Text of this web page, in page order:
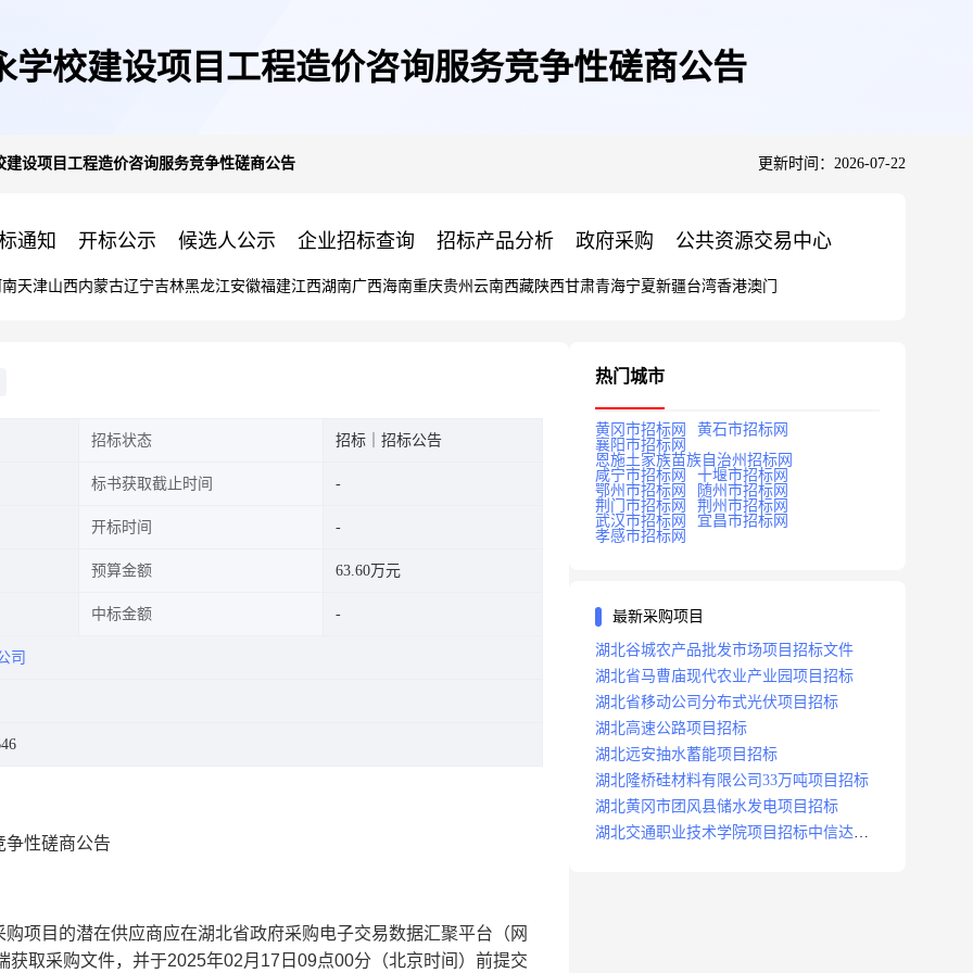
学校建设项目工程造价咨询服务竞争性磋商公告
建设项目工程造价咨询服务竞争性磋商公告 更新时间：2026-07-22
通知 开标公示 候选人公示 企业招标查询 招标产品分析 政府采购 公共资源交易中心
天津山西内蒙古辽宁吉林黑龙江安徽福建江西湖南广西海南重庆贵州 云南西藏陕西甘肃青海宁夏新疆台湾香港澳门
招标状态 招标｜招标公告
标书获取截止时间
开标时间
预算金额 63.60万元
中标金额
司
争性磋商公告
购项目的潜在供应商应在湖北省政府采购电子交易数据汇聚平台（网
获取采购文件，并于2025年02月17日09点00分 （北京时间）前提交
热门城市
黄冈市招标网
黄石市招标网
襄阳市招标网
恩施土家族苗族自治州招标网
咸宁市招标网
十堰市招标网
鄂州市招标网
随州市招标网
荆门市招标网
荆州市招标网
武汉市招标网
宜昌市招标网
孝感市招标网
最新采购项目
湖北谷城农产品批发市场项目招标文件
湖北省马曹庙现代农业产业园项目招标
湖北省移动公司分布式光伏项目招标
湖北高速公路项目招标
湖北远安抽水蓄能项目招标
湖北隆桥硅材料有限公司33万吨项目招标
湖北黄冈市团风县储水发电项目招标
湖北交通职业技术学院项目招标中信达咨